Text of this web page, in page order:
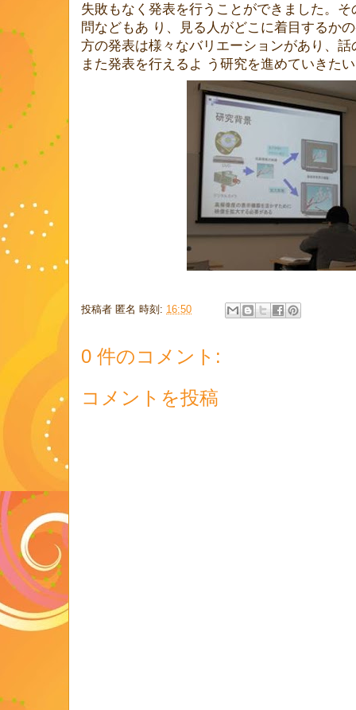
失敗もなく発表を行うことができました。
問などもあ り、見る人がどこに着目するか
方の発表は様々なバリエーションがあり、
また発表を行えるよ う研究を進めていきた
投稿者 匿名 時刻: 16:50
0 件のコメント:
コメントを投稿